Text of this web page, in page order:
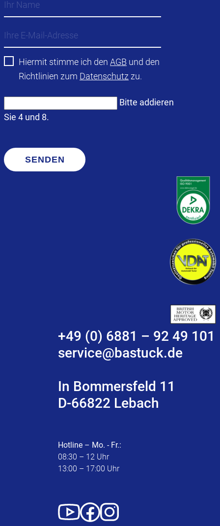
Hiermit stimme ich den AGB und den
Richtlinien zum Datenschutz zu.
Bitte addieren
Sie 4 und 8.
SENDEN
+49 (0) 6881 – 92 49 101
service@bastuck.de
In Bommersfeld 11
D-66822 Lebach
Hotline – Mo. - Fr.:
08:30 – 12 Uhr
13:00 – 17:00 Uhr